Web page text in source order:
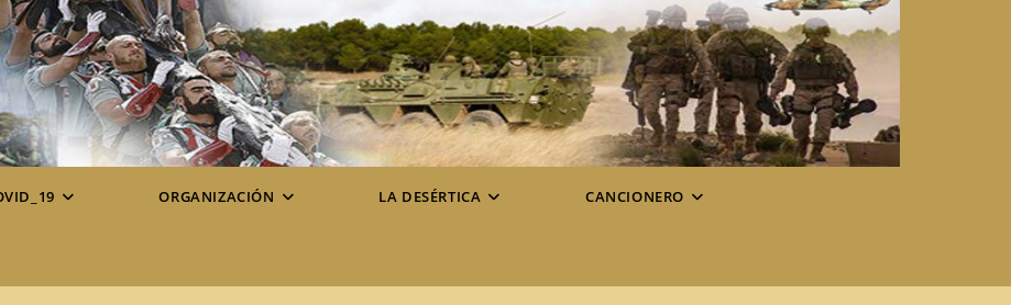
ORGANIZACIÓN LA DESÉRTICA CANCIONERO